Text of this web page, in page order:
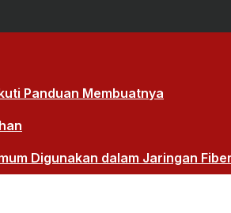
Panduan Membuatnya
Digunakan dalam Jaringan